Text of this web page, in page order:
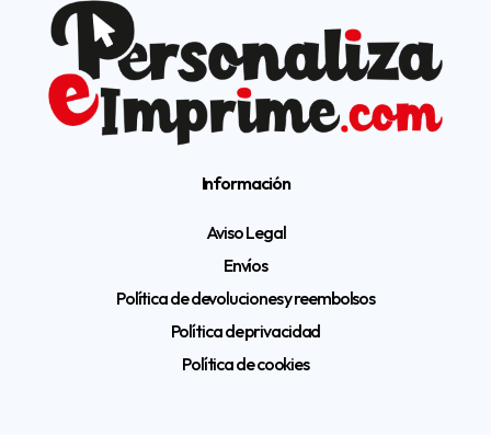
Información
Aviso Legal
Envíos
Política de devoluciones y reembolsos
Política de privacidad
Política de cookies